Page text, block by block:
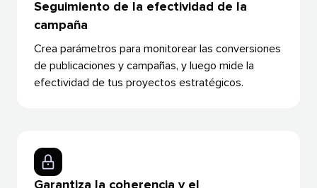
Seguimiento de la efectividad de la
campaña​​
Crea parámetros para monitorear las conversiones
de publicaciones y campañas, y luego mide la
efectividad de tus proyectos estratégicos.​​